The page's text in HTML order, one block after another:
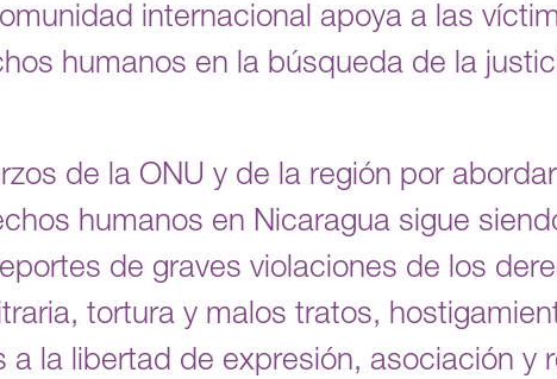
internacional apoya a las
humanos en la búsqueda de la
de la ONU y de la región por
humanos en Nicaragua sigue
de graves violaciones de los
tortura y malos tratos,
a la libertad de expresión, asociación y